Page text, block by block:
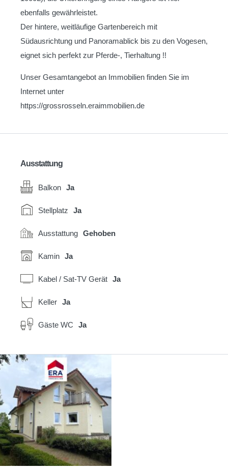
ebenfalls gewährleistet.
Der hintere, weitläufige Gartenbereich mit
Südausrichtung und Panoramablick bis zu den Vogesen,
eignet sich perfekt zur Pferde-, Tierhaltung !!
Unser Gesamtangebot an Immobilien finden Sie im
Internet unter
https://grossrosseln.eraimmobilien.de
Ausstattung
Balkon Ja
Stellplatz Ja
Ausstattung Gehoben
Kamin Ja
Kabel / Sat-TV Gerät Ja
Keller Ja
Gäste WC Ja